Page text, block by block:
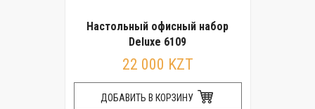
Настольный офисный набор
Deluxe 6109
22 000 KZT
ДОБАВИТЬ В КОРЗИНУ